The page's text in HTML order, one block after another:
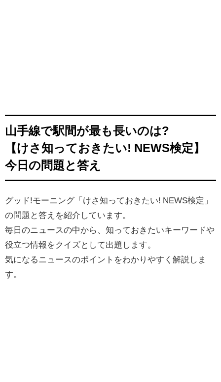
山手線で駅間が最も長いのは?
【けさ知っておきたい! NEWS検定】
今日の問題と答え
グッド!モーニング「けさ知っておきたい! NEWS検定」
の問題と答えを紹介しています。
毎日のニュースの中から、知っておきたいキーワードや
役立つ情報をクイズとして出題します。
気になるニュースのポイントをわかりやすく解説しま
す。